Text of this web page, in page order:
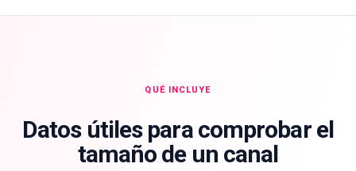
QUÉ INCLUYE
Datos útiles para comprobar el
tamaño de un canal